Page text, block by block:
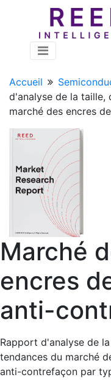
Accueil
d'analyse de la taille,
marché des encres
Marché
encres
anti-
Rapport d'analyse de
tendances du marché
anti-contrefaçon par